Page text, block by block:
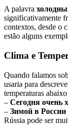
A palavra
significativamente
contextos, desde o
estão alguns
Clima e
Quando falamos
usaria para
temperaturas
– Сегодня очень
– Зимой в России
Rússia pode ser